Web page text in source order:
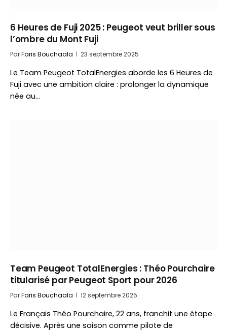
6 Heures de Fuji 2025 : Peugeot veut briller sous
l’ombre du Mont Fuji
ParFaris Bouchaala 23 septembre 2025
Le Team Peugeot TotalEnergies aborde les 6 Heures de
Fuji avec une ambition claire : prolonger la dynamique
née au…
Team Peugeot TotalEnergies : Théo Pourchaire
titularisé par Peugeot Sport pour 2026
ParFaris Bouchaala 12 septembre 2025
Le Français Théo Pourchaire, 22 ans, franchit une étape
décisive. Après une saison comme pilote de